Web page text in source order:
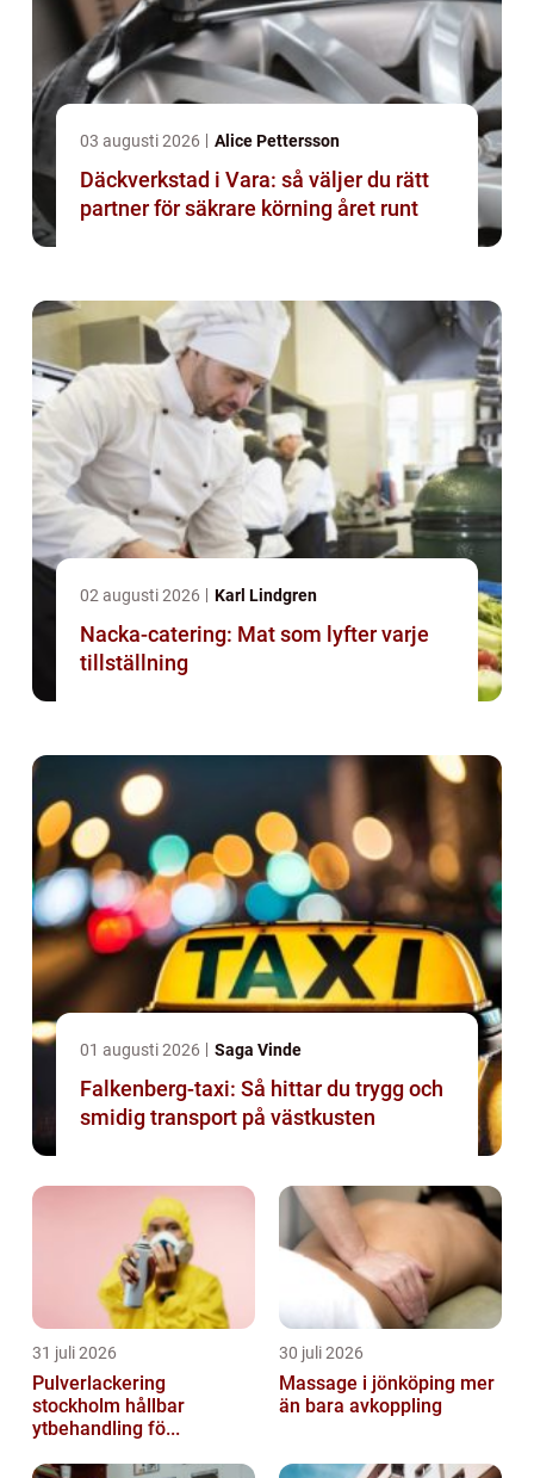
03 augusti 2026 Alice Pettersson
Däckverkstad i Vara: så väljer du rätt
partner för säkrare körning året runt
02 augusti 2026 Karl Lindgren
Nacka-catering: Mat som lyfter varje
tillställning
01 augusti 2026 Saga Vinde
Falkenberg-taxi: Så hittar du trygg och
smidig transport på västkusten
31 juli 2026
Pulverlackering
stockholm hållbar
ytbehandling fö...
30 juli 2026
Massage i jönköping mer
än bara avkoppling